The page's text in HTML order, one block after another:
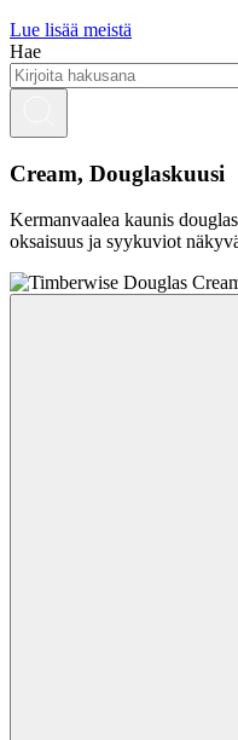
Lue lisää meistä
Hae
Cream, Douglaskuusi
Kermanvaalea kaunis
oksaisuus ja syykuviot